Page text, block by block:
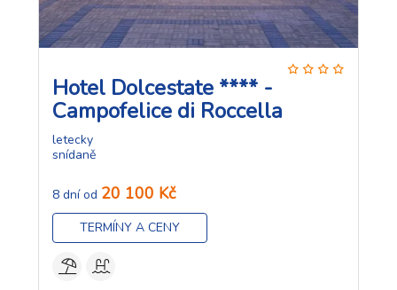
Hotel Dolcestate **** -
Campofelice di Roccella
letecky
snídaně
8 dní od 20 100 Kč
TERMÍNY A CENY